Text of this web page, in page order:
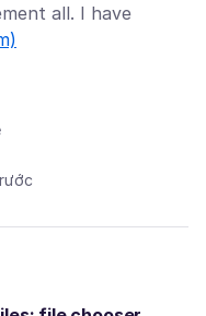
all. I have